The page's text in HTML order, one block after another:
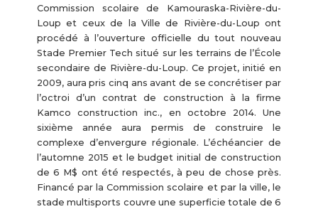
Commission scolaire de Kamouraska-Rivière-du-
Loup et ceux de la Ville de Rivière-du-Loup ont
procédé à l’ouverture officielle du tout nouveau
Stade Premier Tech situé sur les terrains de l’École
secondaire de Rivière-du-Loup. Ce projet, initié en
2009, aura pris cinq ans avant de se concrétiser par
l’octroi d’un contrat de construction à la firme
Kamco construction inc., en octobre 2014. Une
sixième année aura permis de construire le
complexe d’envergure régionale. L’échéancier de
l’automne 2015 et le budget initial de construction
de 6 M$ ont été respectés, à peu de chose près.
Financé par la Commission scolaire et par la ville, le
stade multisports couvre une superficie totale de 6